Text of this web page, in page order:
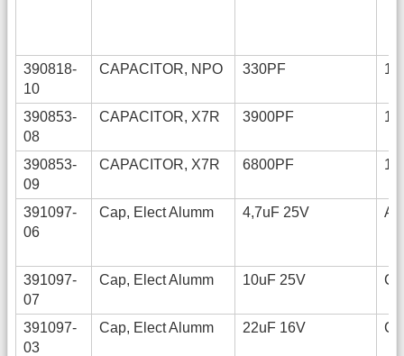
390818-
10
CAPACITOR, NPO 330PF
390853-
08
CAPACITOR, X7R 3900PF
390853-
09
CAPACITOR, X7R 6800PF
391097-
06
Cap, Elect Alumm 4,7uF 25V A
391097-
07
Cap, Elect Alumm 10uF 25V C
391097-
03
Cap, Elect Alumm 22uF 16V C